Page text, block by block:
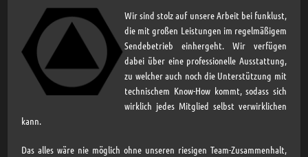
Wir sind stolz auf unsere Arbeit bei funklust,
die mit großen Leistungen im regelmäßigem
Sendebetrieb einhergeht. Wir verfügen
dabei über eine professionelle Ausstattung,
zu welcher auch noch die Unterstützung mit
technischem Know-How kommt, sodass sich
wirklich jedes Mitglied selbst verwirklichen
kann.
Das alles wäre nie möglich ohne unseren riesigen Team-Zusammenhalt,